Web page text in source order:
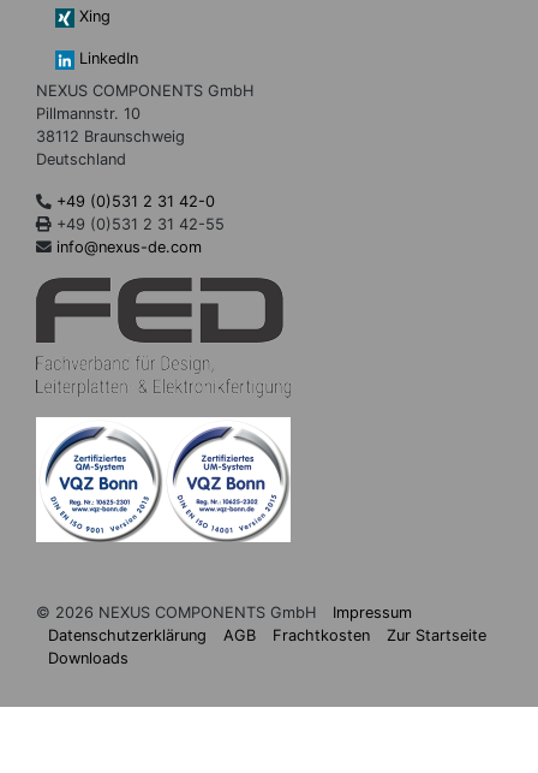
Xing
LinkedIn
NEXUS COMPONENTS GmbH
Pillmannstr. 10
38112 Braunschweig
Deutschland
+49 (0)531 2 31 42-0
+49 (0)531 2 31 42-55
info@nexus-de.com
© 2026 NEXUS COMPONENTS GmbH
Impressum
Datenschutzerklärung
AGB Frachtkosten
Zur Startseite
Downloads